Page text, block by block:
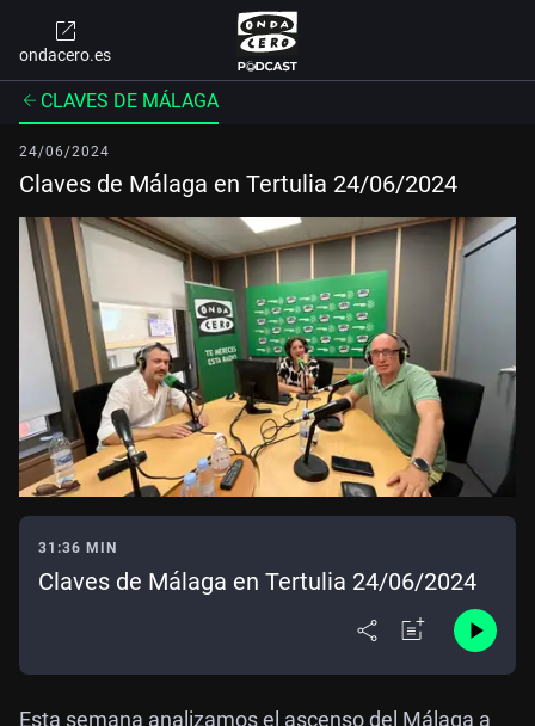
ondacero.es
CLAVES DE MÁLAGA
24/06/2024
Claves de Málaga en Tertulia 24/06/2024
31:36 MIN
Claves de Málaga en Tertulia 24/06/2024
Esta semana analizamos el ascenso del Málaga a